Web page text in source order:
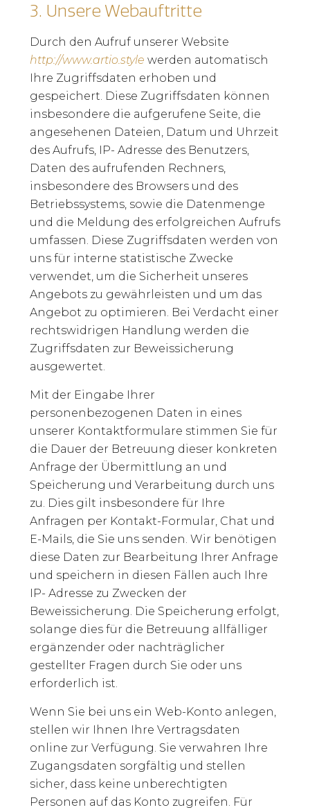
3. Unsere Webauftritte
Durch den Aufruf unserer Website
http://www.artio.style werden automatisch
Ihre Zugriffsdaten erhoben und
gespeichert. Diese Zugriffsdaten können
insbesondere die aufgerufene Seite, die
angesehenen Dateien, Datum und Uhrzeit
des Aufrufs, IP- Adresse des Benutzers,
Daten des aufrufenden Rechners,
insbesondere des Browsers und des
Betriebssystems, sowie die Datenmenge
und die Meldung des erfolgreichen Aufrufs
umfassen. Diese Zugriffsdaten werden von
uns für interne statistische Zwecke
verwendet, um die Sicherheit unseres
Angebots zu gewährleisten und um das
Angebot zu optimieren. Bei Verdacht einer
rechtswidrigen Handlung werden die
Zugriffsdaten zur Beweissicherung
ausgewertet.
Mit der Eingabe Ihrer
personenbezogenen Daten in eines
unserer Kontaktformulare stimmen Sie für
die Dauer der Betreuung dieser konkreten
Anfrage der Übermittlung an und
Speicherung und Verarbeitung durch uns
zu. Dies gilt insbesondere für Ihre
Anfragen per Kontakt-Formular, Chat und
E-Mails, die Sie uns senden. Wir benötigen
diese Daten zur Bearbeitung Ihrer Anfrage
und speichern in diesen Fällen auch Ihre
IP- Adresse zu Zwecken der
Beweissicherung. Die Speicherung erfolgt,
solange dies für die Betreuung allfälliger
ergänzender oder nachträglicher
gestellter Fragen durch Sie oder uns
erforderlich ist.
Wenn Sie bei uns ein Web-Konto anlegen,
stellen wir Ihnen Ihre Vertragsdaten
online zur Verfügung. Sie verwahren Ihre
Zugangsdaten sorgfältig und stellen
sicher, dass keine unberechtigten
Personen auf das Konto zugreifen. Für